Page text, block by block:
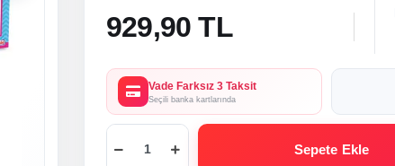
929,90 TL
Vade Farksız 3 Taksit
Seçili banka kartlarında
Sepete Ekle